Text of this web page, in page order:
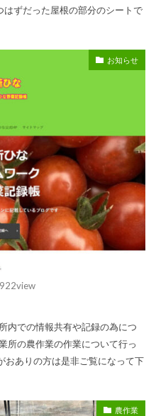
ずだった屋根の部分のシートで
お知らせ
922view
内での情報共有や記録の為につ
所の農作業の作業について行っ
おありの方は是非ご覧になって下
農作業